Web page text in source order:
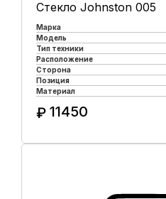
Стекло Johnston 005
Марка
Модель
Тип техники
Расположение
Сторона
Позиция
Материал
₽ 11450